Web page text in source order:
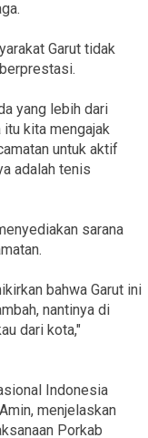
Garut tidak
yang lebih dari
kita mengajak
untuk aktif
adalah tenis
sarana
bahwa Garut ini
nantinya di
dari kota,"
Indonesia
menjelaskan
Porkab